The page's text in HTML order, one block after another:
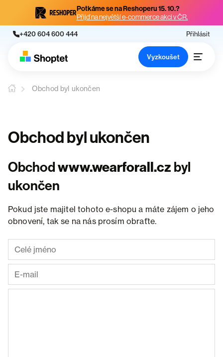
Potkáme se na Reshoperu 15. 10.?
Přijď na největší e-commerce akci v ČR.
+420 604 600 444 Přihlásit
Vyzkoušet
Obchod byl ukončen
Obchod byl ukončen
Obchodwww.wearforall.cz byl
ukončen
Pokud jste majitel tohoto e-shopu a máte zájem o jeho
obnovení, tak se na nás prosím obraťte.